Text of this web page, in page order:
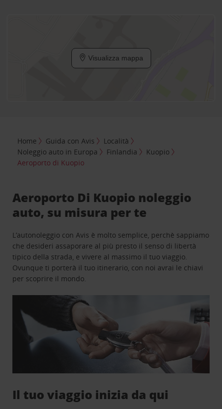
Visualizza mappa
Home Guida con Avis
Località
Noleggio auto in Europa
Finlandia
Kuopio
Aeroporto di Kuopio
Aeroporto Di Kuopio noleggio
auto, su misura per te
L’autonoleggio con Avis è molto semplice, perchè sappiamo
che desideri assaporare al più presto il senso di libertà
tipico della strada, e vivere al massimo il tuo viaggio.
Ovunque ti porterà il tuo itinerario, con noi avrai le chiavi
per scoprire il mondo.
Il tuo viaggio inizia da qui